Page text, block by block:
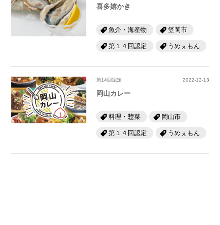
喜多嬉かき
魚介・海産物 笠岡市
第１４回認定 うめぇもん
第14回認定 2022-12-13
岡山カレー
料理・惣菜 岡山市
第１４回認定 うめぇもん